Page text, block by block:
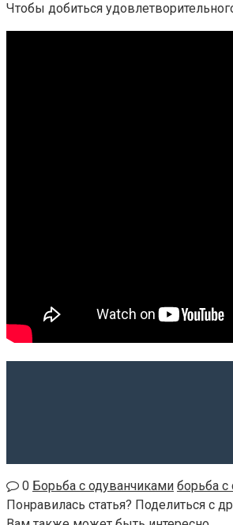
Чтобы добиться
0 Борьба с одуванчиками борьба с
Понравилась статья? Поделиться с